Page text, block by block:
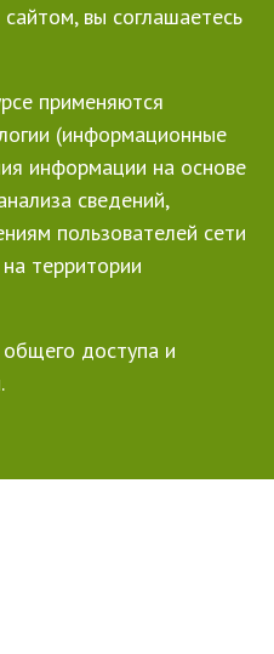
вы соглашаетесь
применяются
(информационные
информации на основе
сведений,
пользователей сети
территории
доступа и